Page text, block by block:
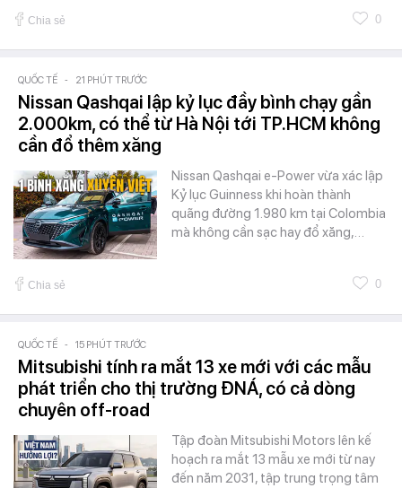
Chia sẻ 0
QUỐC TẾ - 21 PHÚT TRƯỚC
Nissan Qashqai lập kỷ lục đầy bình chạy gần
2.000km, có thể từ Hà Nội tới TP.HCM không
cần đổ thêm xăng
Nissan Qashqai e-Power vừa xác lập
Kỷ lục Guinness khi hoàn thành
quãng đường 1.980 km tại Colombia
mà không cần sạc hay đổ xăng,…
Chia sẻ 0
QUỐC TẾ - 15 PHÚT TRƯỚC
Mitsubishi tính ra mắt 13 xe mới với các mẫu
phát triển cho thị trường ĐNÁ, có cả dòng
chuyên off-road
Tập đoàn Mitsubishi Motors lên kế
hoạch ra mắt 13 mẫu xe mới từ nay
đến năm 2031, tập trung trọng tâm